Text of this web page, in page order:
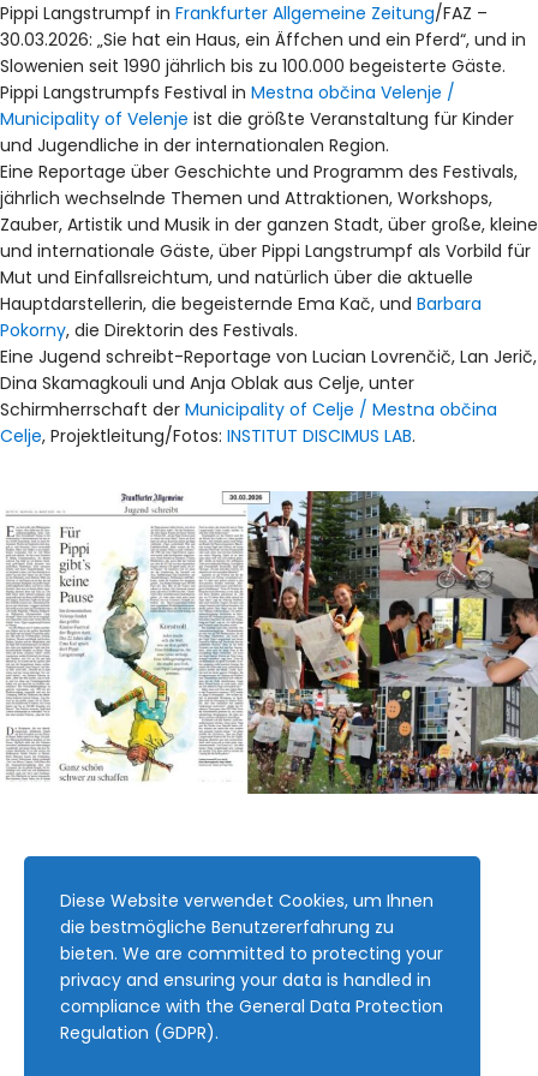
Pippi Langstrumpf in Frankfurter Allgemeine Zeitung/FAZ –
30.03.2026: „Sie hat ein Haus, ein Äffchen und ein Pferd“, und in
Slowenien seit 1990 jährlich bis zu 100.000 begeisterte Gäste.
Pippi Langstrumpfs Festival in Mestna občina Velenje /
Municipality of Velenje ist die größte Veranstaltung für Kinder
und Jugendliche in der internationalen Region.
Eine Reportage über Geschichte und Programm des Festivals,
jährlich wechselnde Themen und Attraktionen, Workshops,
Zauber, Artistik und Musik in der ganzen Stadt, über große, kleine
und internationale Gäste, über Pippi Langstrumpf als Vorbild für
Mut und Einfallsreichtum, und natürlich über die aktuelle
Hauptdarstellerin, die begeisternde Ema Kač, und Barbara
Pokorny, die Direktorin des Festivals.
Eine Jugend schreibt-Reportage von Lucian Lovrenčič, Lan Jerič,
Dina Skamagkouli und Anja Oblak aus Celje, unter
Schirmherrschaft der Municipality of Celje / Mestna občina
Celje, Projektleitung/Fotos: INSTITUT DISCIMUS LAB.
Diese Website verwendet Cookies, um Ihnen
die bestmögliche Benutzererfahrung zu
bieten. We are committed to protecting your
privacy and ensuring your data is handled in
compliance with the General Data Protection
Regulation (GDPR).